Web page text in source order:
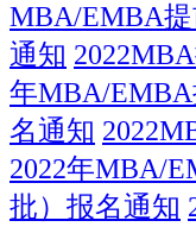
MBA/EMBA
通知
年MBA/
名通知
2022年MBA/
批）报名通知